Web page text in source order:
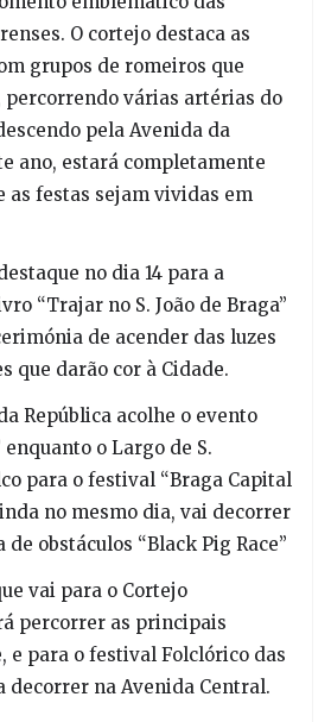
O cortejo destaca as
grupos de romeiros que
percorrendo várias artérias do
pela Avenida da
ano, estará completamente
as festas sejam vividas em
no dia 14 para a
“Trajar no S. João de Braga”
de acender das luzes
que darão cor à Cidade.
República acolhe o evento
enquanto o Largo de S.
para o festival “Braga Capital
no mesmo dia, vai decorrer
obstáculos “Black Pig Race”
vai para o Cortejo
percorrer as principais
e para o festival Folclórico das
decorrer na Avenida Central.